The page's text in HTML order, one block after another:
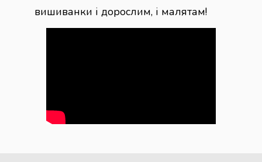
вишиванки і дорослим, і малятам!